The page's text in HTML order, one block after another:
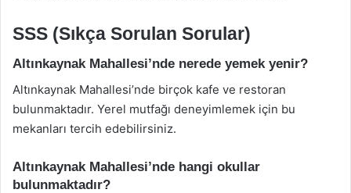
SSS (Sıkça Sorulan Sorular)
Altınkaynak Mahallesi’nde nerede yemek yenir?
Altınkaynak Mahallesi’nde birçok kafe ve restoran
bulunmaktadır. Yerel mutfağı deneyimlemek için bu
mekanları tercih edebilirsiniz.
Altınkaynak Mahallesi’nde hangi okullar
bulunmaktadır?